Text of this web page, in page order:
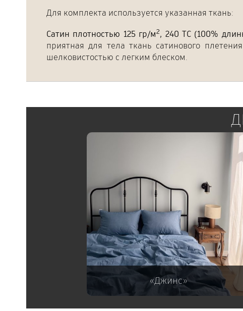
Для комплекта используется указанная ткань:
Сатин плотностью 125 гр/м2, 240 TC (100%
приятная для тела ткань сатинового
шелковистостью с легким блеском.
«Джинс»